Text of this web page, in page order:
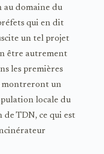
au domaine du
qui en dit
un tel projet
être autrement
les premières
montreront un
locale du
de TDN, ce qui est